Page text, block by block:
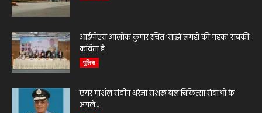
आईपीएस आलोक कुमार रचित ‘साझे लमहों की महक’ सबकी
कविता है
पुलिस
एयर मार्शल संदीप थरेजा सशस्त्र बल चिकित्सा सेवाओं के
अगले...